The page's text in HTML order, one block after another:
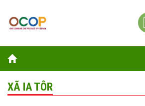
XÃ IA TÔR